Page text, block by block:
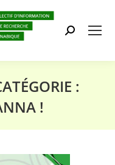
Search:
:
!